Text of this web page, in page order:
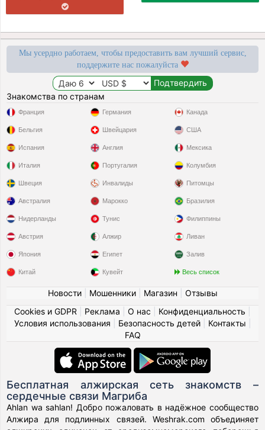
Мы усердно работаем, чтобы предоставить вам лучший сервис,
поддержите нас пожалуйста
Знакомства по странам
Франция
Бельгия
Испания
Италия
Швеция
Германия
Швейцария
Англия
Португалия
Инвалиды
Канада
США
Мексика
Колумбия
Питомцы
Австралия
Нидерланды
Австрия
Япония
Китай
Марокко
Тунис
Алжир
Египет
Кувейт
Бразилия
Филиппины
Ливан
Залив
Весь список
Новости| Мошенники| Магазин
Отзывы
Cookies и GDPR
Реклама О нас Конфиденциальность
Условия использования
Безопасность детей| Контакты
FAQ
Бесплатная алжирская сеть знакомств –
сердечные связи Магриба
Ahlan wa sahlan! Добро пожаловать в надёжное сообщество
Алжира для подлинных связей. Weshrak.com объединяет